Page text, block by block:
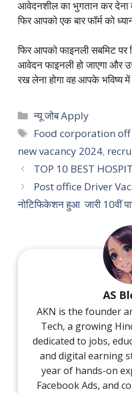
आवेदनशील का भुगतान कर देना
फिर आपको एक बार फॉर्म को
फिर आपको फाइनली सबमिट
आवेदन फाइनली हो जाएगा और
रख लेना होगा वह आपके भविष्य
Categories
न्यू जोब Apply
Tags
Food corporation
new vacancy 2024,
TOP 10 BEST
Post office Driver
नोटिफिकेशन हुआ जारी 10वीं
AS
AKN is the founder
Tech, a growing
dedicated to jobs,
and digital earning
year of hands-on
Facebook Ads, and